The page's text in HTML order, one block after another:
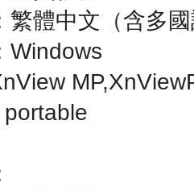
繁體中文（含多
Windows